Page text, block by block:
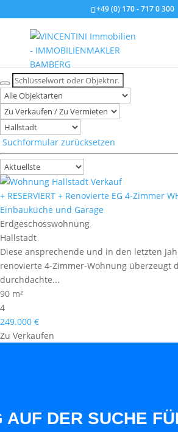
+49 (0) 170 - 717 0 300
Immobilien in
Suchformular zurücksetzen
+ RESERVIERT + Renovierte EG 4-Zimmer
Einbauküche und Garage
Erdgeschosswohnung
Hallstadt
Diese ansprechende und in den letzten
renovierte 4-Zimmer-Wohnung überzeugt
durchdachte...
90 m²
4
249.000 €
Zu Verkaufen
DER SUCHE